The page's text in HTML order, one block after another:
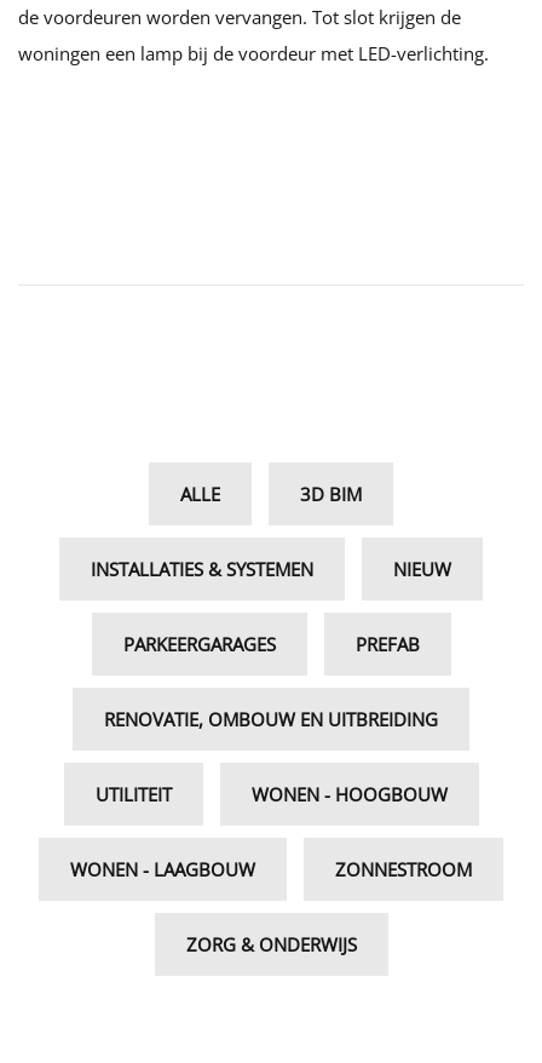
de voordeuren worden vervangen. Tot slot krijgen de
woningen een lamp bij de voordeur met LED-verlichting.
ALLE 3D BIM
INSTALLATIES & SYSTEMEN NIEUW
PARKEERGARAGES PREFAB
RENOVATIE, OMBOUW EN UITBREIDING
UTILITEIT WONEN - HOOGBOUW
WONEN - LAAGBOUW ZONNESTROOM
ZORG & ONDERWIJS